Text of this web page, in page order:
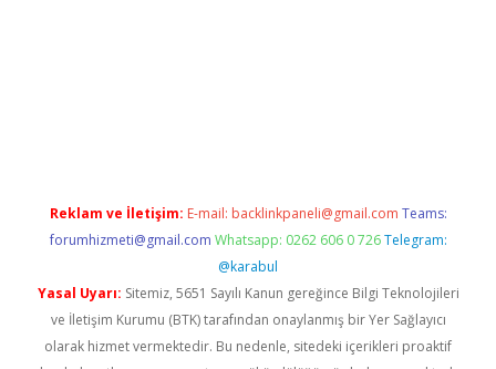
Reklam ve İletişim: E-mail: backlinkpaneli@gmail.com Teams:
forumhizmeti@gmail.com Whatsapp: 0262 606 0 726 Telegram:
@karabul
Yasal Uyarı: Sitemiz, 5651 Sayılı Kanun gereğince Bilgi Teknolojileri
ve İletişim Kurumu (BTK) tarafından onaylanmış bir Yer Sağlayıcı
olarak hizmet vermektedir. Bu nedenle, sitedeki içerikleri proaktif